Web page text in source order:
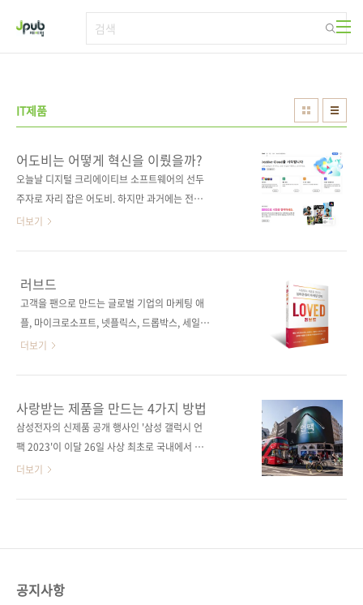
IT제품
어도비는 어떻게 혁신을 이뤘을까?
오늘날 디지털 크리에이티브 소프트웨어의 선두
주자로 자리 잡은 어도비. 하지만 과거에는 전통
적인 소프트웨어 판매 모델에 갇혀 점점 더 경쟁
끼지 못했고, 시장은 급격히 변하면서 클라우드
와 구독 모델이 주목받기 시작했습니다. 어도비
는 이 변화 속에서 생존은 물론, 미래를 위한 혁
전환한다는 대담한 결단을 내렸습니다. 《트랜
스폼드》는 어도비의 크리에이티브 클라우드 전
어 판매 방식에서 벗어나 구독 기반 모델로의 전
환을 위해 어도비는 내부적으로 얼마나 큰 변화
를 수용해야 했는지, 경영진과 팀 간의 협업이 어
떻게 이루어졌는지, 고객 데이터..
더보기
러브드
고객을 팬으로 만드는 글로벌 기업의 마케팅 애
플, 마이크로소프트, 넷플릭스, 드롭박스, 세일즈
포스 같은 IT 선도 기업은 프로덕트 마케팅을 어
마케팅이 있다면 아무리 제품이 뛰어나도 주도
권을 빼앗길 수 있다. 실리콘밸리 프로덕트 그룹
의 마케팅 기법을 활용하면 고객 세분화, 제품 포
장에 출시하는 전략까지 세울 수 있다. 나아가 효
과적인 프로덕트 마케팅은 고객이 제품과 회사
이십사..
더보기
사랑받는 제품을 만드는 4가지 방법
삼성전자의 신제품 공개 행사인 '삼성 갤럭시 언
팩 2023'이 이달 26일 사상 최초로 국내에서 개
최됩니다. 글로벌 기업의 신제품 출시 행사이니
리는데, 한국의 고객은 밤을 새워 그 행사를 라이
더보기
공지사항